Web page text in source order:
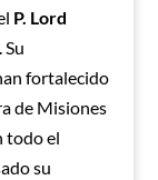
P. Lord
fortalecido
de Misiones
todo el
su